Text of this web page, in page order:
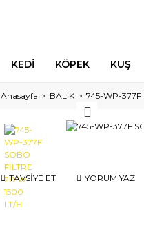
KEDİ KÖPEK KUŞ
Anasayfa BALIK 745-WP-377F
TAVSİYE ET YORUM YAZ